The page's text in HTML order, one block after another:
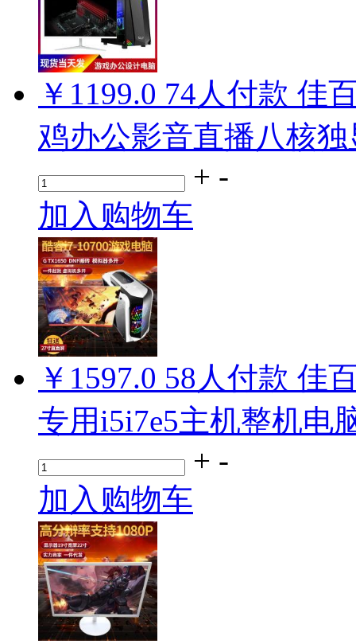
￥1199.0 74人付款 佳
鸡办公影音直播八核
+ -
加入购物车
￥1597.0 58 人付款 佳
专用i5i7e5主机整机电
+ -
加入购物车